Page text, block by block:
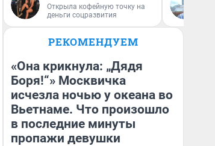
Открыла кофейную точку на
деньги соцразвития
РЕКОМЕНДУЕМ
«Она крикнула: „Дядя
Боря!“» Москвичка
исчезла ночью у океана во
Вьетнаме. Что произошло
в последние минуты
пропажи девушки